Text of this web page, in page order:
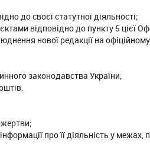
до своєї статутної діяльності;
відповідно до пункту 5 цієї
нової редакції на офіційному
законодавства України;
про її діяльність у